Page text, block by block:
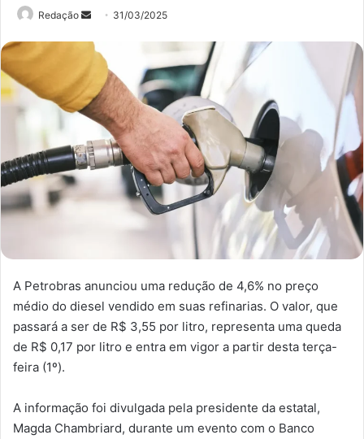
Redação
Mande
e-
mail
31/03/2025
A Petrobras anunciou uma redução de 4,6% no preço
médio do diesel vendido em suas refinarias. O valor, que
passará a ser de R$ 3,55 por litro, representa uma queda
de R$ 0,17 por litro e entra em vigor a partir desta terça-
feira (1º).
A informação foi divulgada pela presidente da estatal,
Magda Chambriard, durante um evento com o Banco